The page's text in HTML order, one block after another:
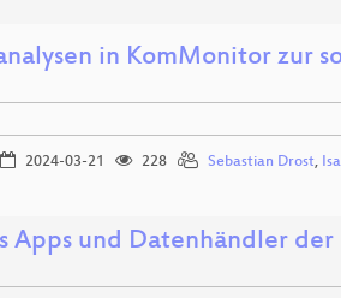
in KomMonitor zur
2024-03-21 228 Sebastian Drost,
Apps und Datenhändler